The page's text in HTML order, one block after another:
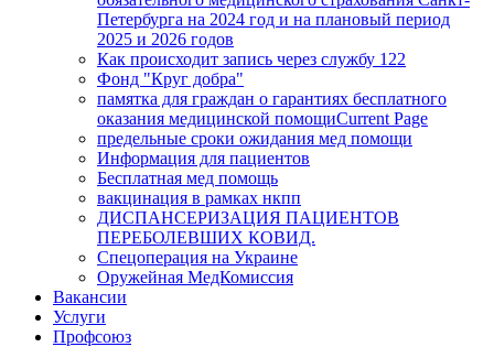
Петербурга на 2024 год и на плановый период
2025 и 2026 годов
Как происходит запись через службу 122
Фонд "Круг добра"
памятка для граждан о гарантиях бесплатного
оказания медицинской помощиCurrent Page
предельные сроки ожидания мед помощи
Информация для пациентов
Бесплатная мед помощь
вакцинация в рамках нкпп
ДИСПАНСЕРИЗАЦИЯ ПАЦИЕНТОВ
ПЕРЕБОЛЕВШИХ КОВИД.
Спецоперация на Украине
Оружейная МедКомиссия
Вакансии
Услуги
Профсоюз